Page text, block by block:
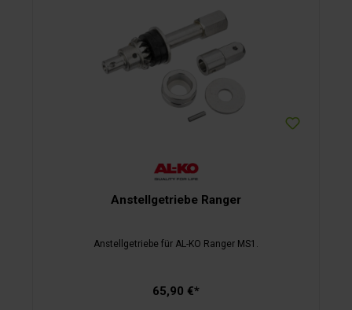
Anstellgetriebe Ranger
Anstellgetriebe für AL-KO Ranger MS1.
65,90 €*